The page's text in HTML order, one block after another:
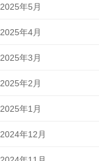
2025年5月
2025年4月
2025年3月
2025年2月
2025年1月
2024年12月